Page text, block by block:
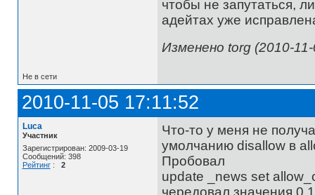
чтобы не запутаться,
адейтах уже
Изменено torg (2010-
Не в сети
2010-11-05 17:11:52
Luca
Участник
Зарегистрирован: 2009-03-19
Сообщений: 398
Рейтинг: 2
Что-то у меня не
умолчанию disallow в
Пробовал
update _news set
чередовал значения 0